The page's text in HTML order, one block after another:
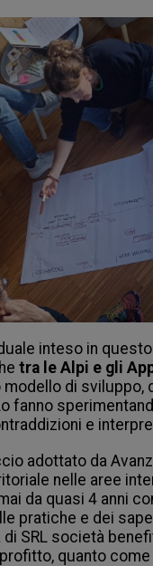
inteso in
tra le Alpi e gli
modello di sviluppo,
fanno
e
adottato da
nelle aree
da quasi 4 anni
pratiche e dei
SRL società
quanto